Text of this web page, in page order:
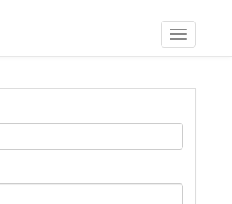
Toggle